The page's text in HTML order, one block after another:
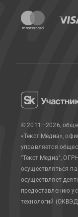
© 2011—2026,
«Текст Медиа»,
управляется
"Текст Медиа",
осуществляться
осуществляет
предоставлению
технологий